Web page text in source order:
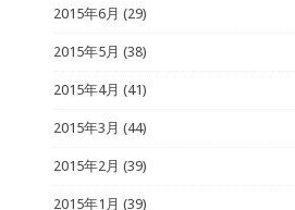
2015年6月 (29)
2015年5月 (38)
2015年4月 (41)
2015年3月 (44)
2015年2月 (39)
2015年1月 (39)